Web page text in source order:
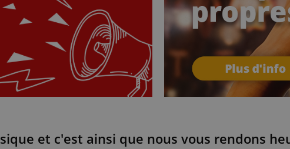
et c'est ainsi que nous vous rendons